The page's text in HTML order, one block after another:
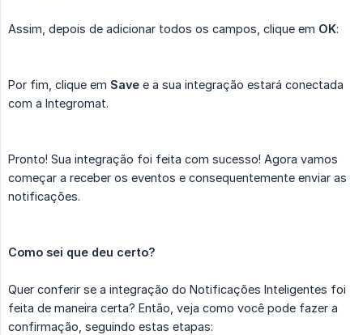
Assim, depois de adicionar todos os campos, clique em OK:
Por fim, clique em Save e a sua integração estará conectada
com a Integromat.
Pronto! Sua integração foi feita com sucesso! Agora vamos
começar a receber os eventos e consequentemente enviar as
notificações.
Como sei que deu certo?
Quer conferir se a integração do Notificações Inteligentes foi
feita de maneira certa? Então, veja como você pode fazer a
confirmação, seguindo estas etapas: